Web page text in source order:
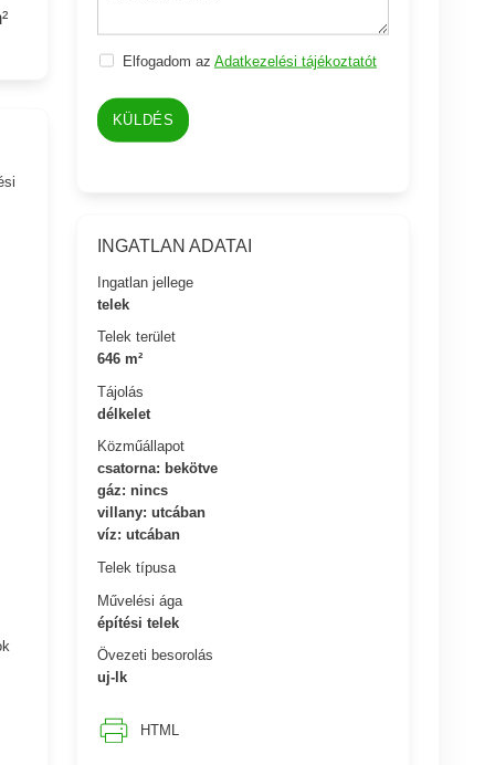
Elfogadom az Adatkezelési tájékoztatót
KÜLDÉS
INGATLAN ADATAI
Ingatlan jellege
telek
Telek terület
646 m²
Tájolás
délkelet
Közműállapot
csatorna: bekötve
gáz: nincs
villany: utcában
víz: utcában
Telek típusa
Művelési ága
építési telek
Övezeti besorolás
uj-lk
HTML